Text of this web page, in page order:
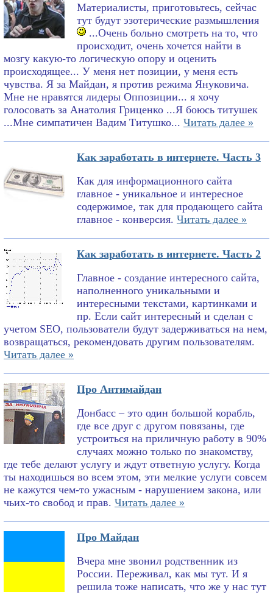
Материалисты, приготовьтесь, сейчас
тут будут эзотерические размышления
...Очень больно смотреть на то, что
происходит, очень хочется найти в
мозгу какую-то логическую опору и оценить
происходящее... У меня нет позиции, у меня есть
чувства. Я за Майдан, я против режима Януковича.
Мне не нравятся лидеры Оппозиции... я хочу
голосовать за Анатолия Гриценко ...Я боюсь титушек
...Мне симпатичен Вадим Титушко... Читать далее »
Как заработать в интернете. Часть 3
Как для информационного сайта
главное - уникальное и интересное
содержимое, так для продающего сайта
главное - конверсия. Читать далее »
Как заработать в интернете. Часть 2
Главное - создание интересного сайта,
наполненного уникальными и
интересными текстами, картинками и
пр. Если сайт интересный и сделан с
учетом SEO, пользователи будут задерживаться на нем,
возвращаться, рекомендовать другим пользователям.
Читать далее »
Про Антимайдан
Донбасс – это один большой корабль,
где все друг с другом повязаны, где
устроиться на приличную работу в 90%
случаях можно только по знакомству,
где тебе делают услугу и ждут ответную услугу. Когда
ты находишься во всем этом, эти мелкие услуги совсем
не кажутся чем-то ужасным - нарушением закона, или
чьих-то свобод и прав. Читать далее »
Про Майдан
Вчера мне звонил родственник из
России. Переживал, как мы тут. И я
решила тоже написать, что же у нас тут